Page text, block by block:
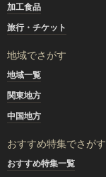
加工食品
旅行・チケット
地域でさがす
地域一覧
関東地方
中国地方
おすすめ特集でさがす
おすすめ特集一覧